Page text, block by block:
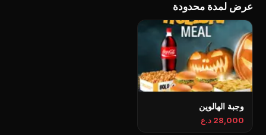
عرض لمدة محدودة
وجبة الهالوين
28,000 د.ع